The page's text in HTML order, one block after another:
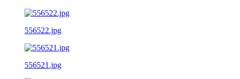
556522.jpg
556521.jpg